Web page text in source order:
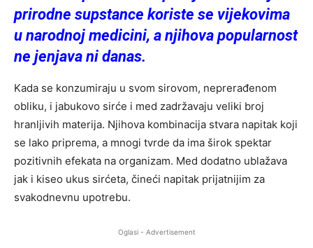
prirodne supstance koriste se vijekovima
u narodnoj medicini, a njihova popularnost
ne jenjava ni danas.
Kada se konzumiraju u svom sirovom, neprerađenom
obliku, i jabukovo sirće i med zadržavaju veliki broj
hranljivih materija. Njihova kombinacija stvara napitak koji
se lako priprema, a mnogi tvrde da ima širok spektar
pozitivnih efekata na organizam. Med dodatno ublažava
jak i kiseo ukus sirćeta, čineći napitak prijatnijim za
svakodnevnu upotrebu.
Oglasi - Advertisement